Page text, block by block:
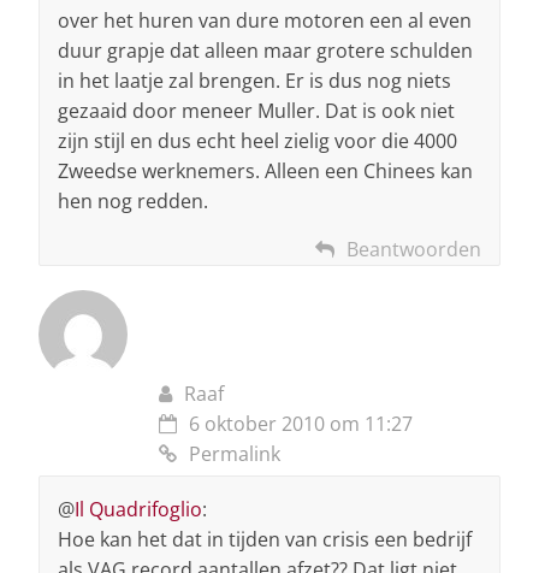
over het huren van dure motoren een al even
duur grapje dat alleen maar grotere schulden
in het laatje zal brengen. Er is dus nog niets
gezaaid door meneer Muller. Dat is ook niet
zijn stijl en dus echt heel zielig voor die 4000
Zweedse werknemers. Alleen een Chinees kan
hen nog redden.
Beantwoorden
Raaf
6 oktober 2010 om 11:27
Permalink
@Il Quadrifoglio:
Hoe kan het dat in tijden van crisis een bedrijf